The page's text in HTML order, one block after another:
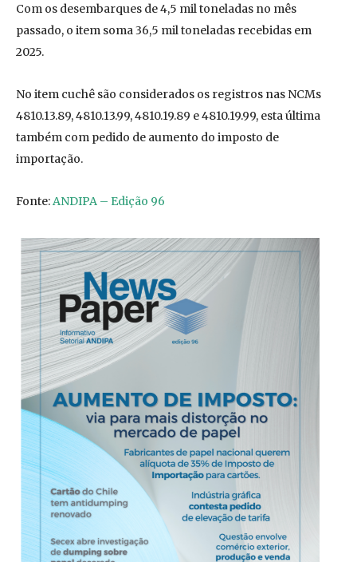
Com os desembarques de 4,5 mil toneladas no mês
passado, o item soma 36,5 mil toneladas recebidas em
2025.
No item cuchê são considerados os registros nas NCMs
4810.13.89, 4810.13.99, 4810.19.89 e 4810.19.99, esta última
também com pedido de aumento do imposto de
importação.
Fonte:ANDIPA – Edição 96